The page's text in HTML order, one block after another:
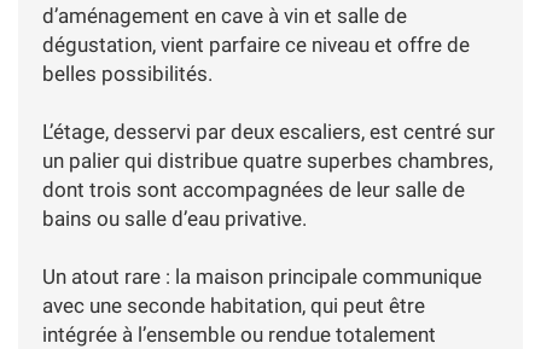
d’aménagement en cave à vin et salle de
dégustation, vient parfaire ce niveau et offre de
belles possibilités.
L’étage, desservi par deux escaliers, est centré sur
un palier qui distribue quatre superbes chambres,
dont trois sont accompagnées de leur salle de
bains ou salle d’eau privative.
Un atout rare : la maison principale communique
avec une seconde habitation, qui peut être
intégrée à l’ensemble ou rendue totalement